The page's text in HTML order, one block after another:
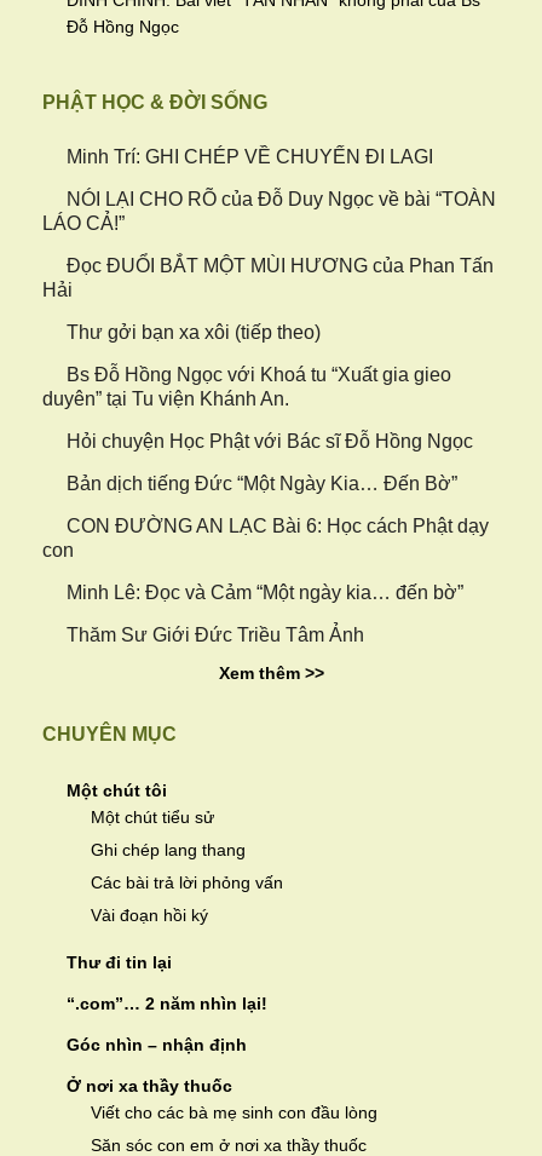
Đỗ Hồng Ngọc
PHẬT HỌC & ĐỜI SỐNG
Minh Trí: GHI CHÉP VỀ CHUYẾN ĐI LAGI
NÓI LẠI CHO RÕ của Đỗ Duy Ngọc về bài “TOÀN
LÁO CẢ!”
Đọc ĐUỔI BẮT MỘT MÙI HƯƠNG của Phan Tấn
Hải
Thư gởi bạn xa xôi (tiếp theo)
Bs Đỗ Hồng Ngọc với Khoá tu “Xuất gia gieo
duyên” tại Tu viện Khánh An.
Hỏi chuyện Học Phật với Bác sĩ Đỗ Hồng Ngọc
Bản dịch tiếng Đức “Một Ngày Kia… Đến Bờ”
CON ĐƯỜNG AN LẠC Bài 6: Học cách Phật dạy
con
Minh Lê: Đọc và Cảm “Một ngày kia… đến bờ”
Thăm Sư Giới Đức Triều Tâm Ảnh
Xem thêm >>
CHUYÊN MỤC
Một chút tôi
Một chút tiểu sử
Ghi chép lang thang
Các bài trả lời phỏng vấn
Vài đoạn hồi ký
Thư đi tin lại
“.com”… 2 năm nhìn lại!
Góc nhìn – nhận định
Ở nơi xa thầy thuốc
Viết cho các bà mẹ sinh con đầu lòng
Săn sóc con em ở nơi xa thầy thuốc